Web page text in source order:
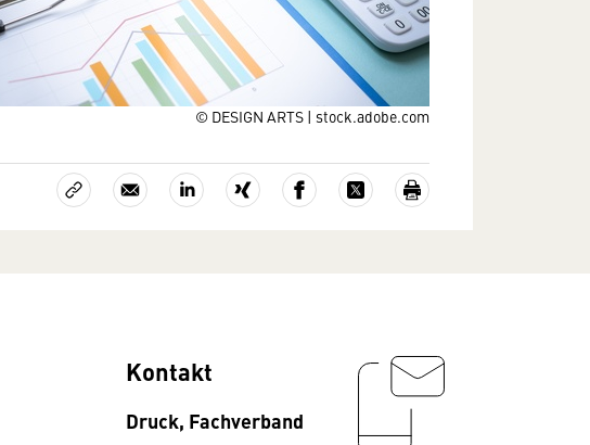
© DESIGN ARTS | stock.adobe.com
Kontakt
Druck, Fachverband